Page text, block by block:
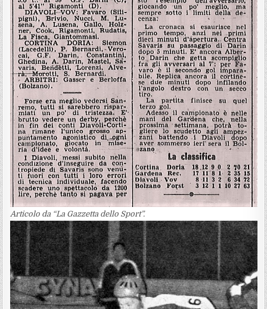
Articolo da “La Gazzetta dello Sport”.